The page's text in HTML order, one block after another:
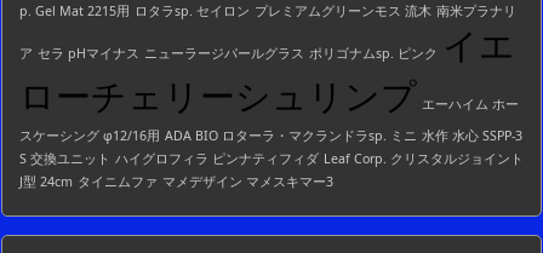
p. Gel Mat 2215用 ロタラsp. セイロン プレミアムグリーンモス 流木 南米プラナリ
ア セラ pHマイナス ニューラージパールグラス ポリゴナムsp. ピンク
イエ
ローチェリーシュリンプ エーハイム ホー
スケーシング φ12/16用 ADA BIO ロターラ・マクランドラsp. ミニ 水作 水心 SSPP-3
S 交換ユニット ハイグロフィラ ピンナティフィダ Leaf Corp. クリスタルジョイント
J型 24cm タイニムファ マメデザイン マメスキマー3